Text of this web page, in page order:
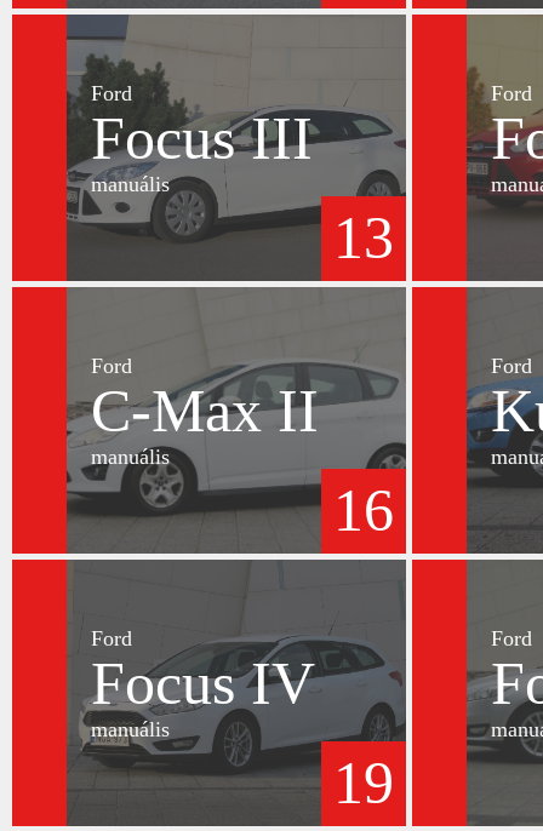
Ford
Focus III
manuális
13
Ford
Ford
C-Max II
manuális
16
Ford
Ford
Focus IV
manuális
19
Ford